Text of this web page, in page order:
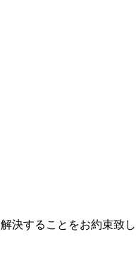
決することをお約束致し